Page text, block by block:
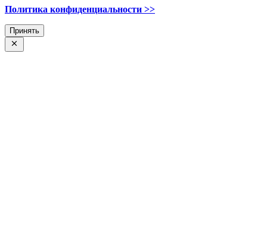
Политика конфиденциальности >>
Принять